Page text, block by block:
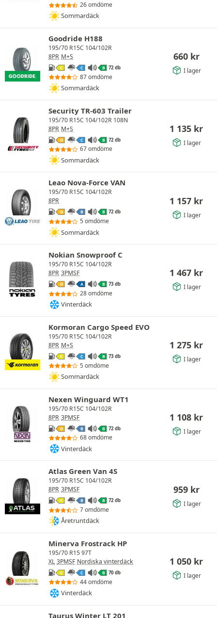
26 omdöme
Sommardäck
Goodride H188
195/70 R15C 104/102R
8PR M+S
C C B 72 db
87 omdöme
Sommardäck
660 kr
I lager
Security TR-603 Trailer
195/70 R15C 104/102R 108N
8PR M+S
D C B 72 db
67 omdöme
Sommardäck
1 135 kr
I lager
Leao Nova-Force VAN
195/70 R15C 104/102R
8PR
D B B 72 db
5 omdöme
Sommardäck
1 157 kr
I lager
Nokian Snowproof C
195/70 R15C 104/102R
8PR 3PMSF
D A B 73 db
28 omdöme
Vinterdäck
1 467 kr
I lager
Kormoran Cargo Speed EVO
195/70 R15C 104/102R
8PR M+S
C C B 73 db
5 omdöme
Sommardäck
1 275 kr
I lager
Nexen Winguard WT1
195/70 R15C 104/102R
8PR 3PMSF
D B B 72 db
68 omdöme
Vinterdäck
1 108 kr
I lager
Atlas Green Van 4S
195/70 R15C 104/102R
8PR 3PMSF
C B B 72 db
7 omdöme
Åretruntdäck
959 kr
I lager
Minerva Frostrack HP
195/70 R15 97T
XL 3PMSF Nordiska vinterdäck
C C B 70 db
44 omdöme
Vinterdäck
1 050 kr
I lager
Taurus Winter LT 201